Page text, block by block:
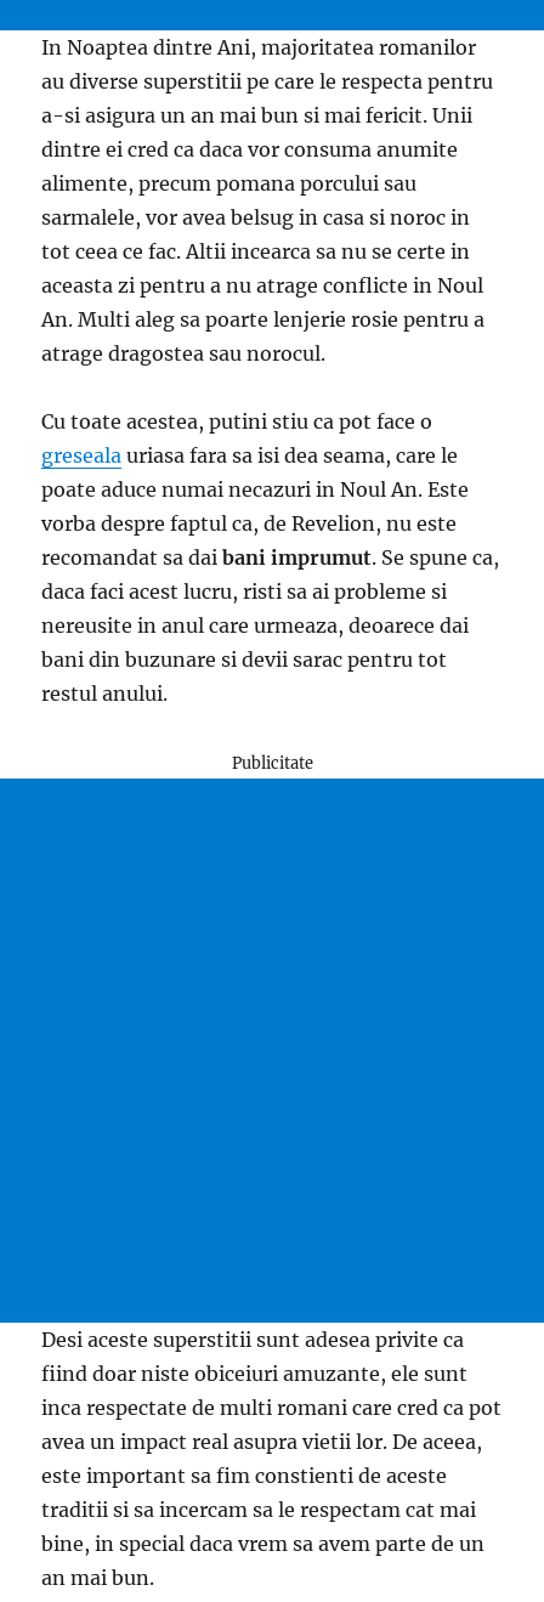
In Noaptea dintre Ani, majoritatea romanilor
au diverse superstitii pe care le respecta pentru
a-si asigura un an mai bun si mai fericit. Unii
dintre ei cred ca daca vor consuma anumite
alimente, precum pomana porcului sau
sarmalele, vor avea belsug in casa si noroc in
tot ceea ce fac. Altii incearca sa nu se certe in
aceasta zi pentru a nu atrage conflicte in Noul
An. Multi aleg sa poarte lenjerie rosie pentru a
atrage dragostea sau norocul.
Cu toate acestea, putini stiu ca pot face o
greseala uriasa fara sa isi dea seama, care le
poate aduce numai necazuri in Noul An. Este
vorba despre faptul ca, de Revelion, nu este
recomandat sa daibani imprumut. Se spune ca,
daca faci acest lucru, risti sa ai probleme si
nereusite in anul care urmeaza, deoarece dai
bani din buzunare si devii sarac pentru tot
restul anului.
Publicitate
Desi aceste superstitii sunt adesea privite ca
fiind doar niste obiceiuri amuzante, ele sunt
inca respectate de multi romani care cred ca pot
avea un impact real asupra vietii lor. De aceea,
este important sa fim constienti de aceste
traditii si sa incercam sa le respectam cat mai
bine, in special daca vrem sa avem parte de un
an mai bun.